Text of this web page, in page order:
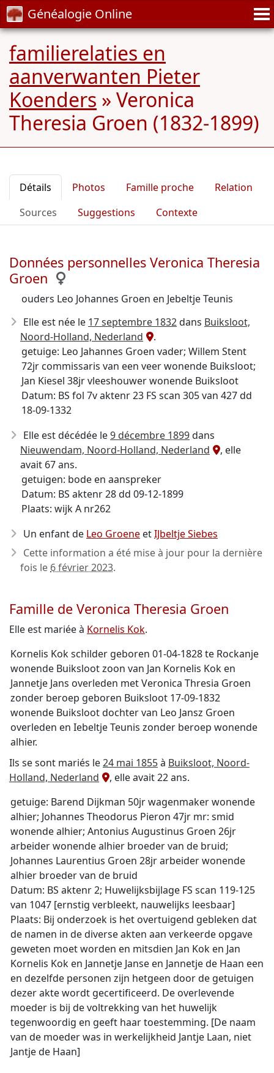
Généalogie Online
familierelaties en
aanverwanten Pieter
Koenders » Veronica
Theresia Groen (1832-1899)
Détails Photos Famille proche
Relation
Sources
Suggestions Contexte
Données personnelles Veronica Theresia
Groen
ouders Leo Johannes Groen en Jebeltje Teunis
Elle est née le 17 septembre 1832dans Buiksloot,
Noord-Holland, Nederland
.
getuige: Leo Jahannes Groen vader; Willem Stent
72jr commissaris van een veer wonende Buiksloot;
Jan Kiesel 38jr vleeshouwer wonende Buiksloot
Datum: BS fol 7v aktenr 23 FS scan 305 van 427 dd
18-09-1332
Elle est décédée le9 décembre 1899dans
Nieuwendam, Noord-Holland, Nederland
, elle
avait 67 ans.
getuigen: bode en aanspreker
Datum: BS aktenr 28 dd 09-12-1899
Plaats: wijk A nr262
Un enfant de Leo Groene etIJbeltje Siebes
Cette information a été mise à jour pour la dernière
fois le 6 février 2023.
Famille de Veronica Theresia Groen
Elle est mariée à Kornelis Kok.
Kornelis Kok schilder geboren 01-04-1828 te Rockanje
wonende Buiksloot zoon van Jan Kornelis Kok en
Jannetje Jans overleden met Veronica Thresia Groen
zonder beroep geboren Buiksloot 17-09-1832
wonende Buiksloot dochter van Leo Jansz Groen
overleden en Iebeltje Teunis zonder beroep wonende
alhier.
Ils se sont mariés le24 mai 1855à Buiksloot, Noord-
Holland, Nederland
, elle avait 22 ans.
getuige: Barend Dijkman 50jr wagenmaker wonende
alhier; Johannes Theodorus Pieron 47jr mr: smid
wonende alhier; Antonius Augustinus Groen 26jr
arbeider wonende alhier broeder van de bruid;
Johannes Laurentius Groen 28jr arbeider wonende
alhier broeder van de bruid
Datum: BS aktenr 2; Huwelijksbijlage FS scan 119-125
van 1047 [ernstig verbleekt, nauwelijks leesbaar]
Plaats: Bij onderzoek is het overtuigend gebleken dat
de namen in de diverse akten aan verkeerde opgave
geweten moet worden en mitsdien Jan Kok en Jan
Kornelis Kok en Jannetje Janse en Jannetje de Haan een
en dezelfde personen zijn hetgeen door de getuigen
dezer akte wordt gecertificeerd. De overlevende
moeder is bij de voltrekking van het huwelijk
tegenwoordig en geeft haar toestemming. [De naam
van de moeder was in werkelijkheid Jantje Laan, niet
Jantje de Haan]